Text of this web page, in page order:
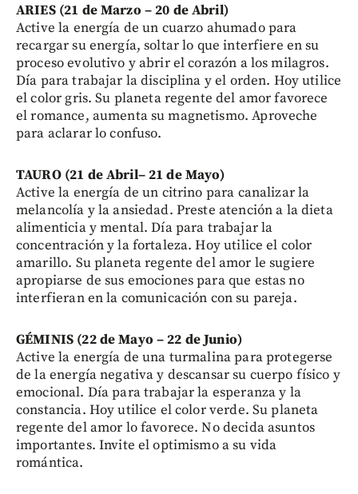
ARIES (21 de Marzo – 20 de Abril)
Active la energía de un cuarzo ahumado para
recargar su energía, soltar lo que interfiere en su
proceso evolutivo y abrir el corazón a los milagros.
Día para trabajar la disciplina y el orden. Hoy utilice
el color gris. Su planeta regente del amor favorece
el romance, aumenta su magnetismo. Aproveche
para aclarar lo confuso.
TAURO (21 de Abril– 21 de Mayo)
Active la energía de un citrino para canalizar la
melancolía y la ansiedad. Preste atención a la dieta
alimenticia y mental. Día para trabajar la
concentración y la fortaleza. Hoy utilice el color
amarillo. Su planeta regente del amor le sugiere
apropiarse de sus emociones para que estas no
interfieran en la comunicación con su pareja.
GÉMINIS (22 de Mayo – 22 de Junio)
Active la energía de una turmalina para protegerse
de la energía negativa y descansar su cuerpo físico y
emocional. Día para trabajar la esperanza y la
constancia. Hoy utilice el color verde. Su planeta
regente del amor lo favorece. No decida asuntos
importantes. Invite el optimismo a su vida
romántica.